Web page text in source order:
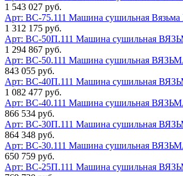
1 543 027 руб.
Арт: ВС-75.111 Машина сушильная
1 312 175 руб.
Арт: ВС-50П.111 Машина сушильная
1 294 867 руб.
Арт: ВС-50.111 Машина сушильная
843 055 руб.
Арт: ВС-40П.111 Машина сушильная
1 082 477 руб.
Арт: ВС-40.111 Машина сушильная
866 534 руб.
Арт: ВС-30П.111 Машина сушильная
864 348 руб.
Арт: ВС-30.111 Машина сушильная
650 759 руб.
Арт: ВС-25П.111 Машина сушильная